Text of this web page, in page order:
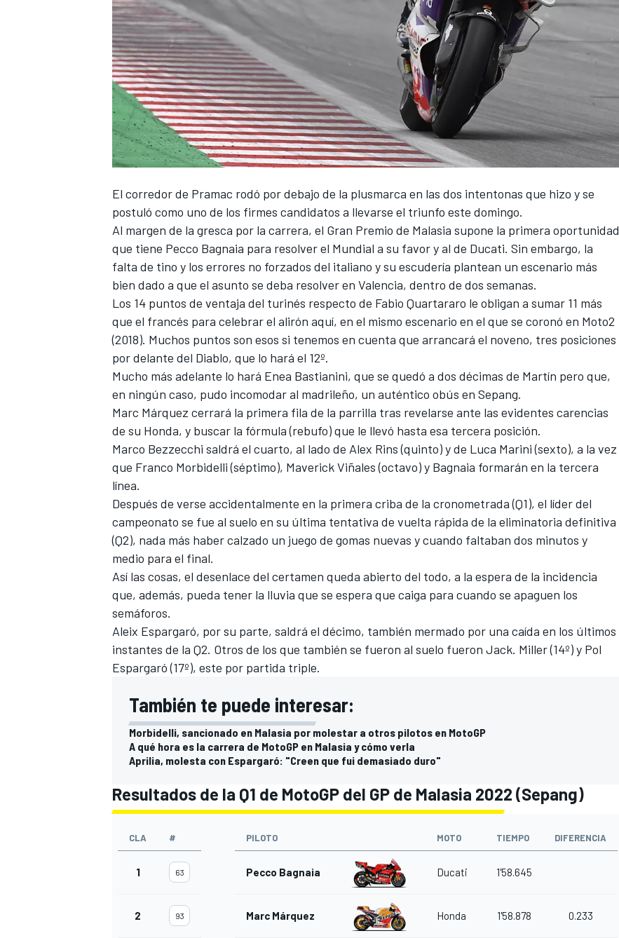
MÁS CATEGORÍAS
El corredor de Pramac rodó por debajo de la plusmarca en las dos intentonas que hizo y se
postuló como uno de los firmes candidatos a llevarse el triunfo este domingo.
Al margen de la gresca por la carrera, el Gran Premio de Malasia supone la primera oportunidad
que tiene Pecco Bagnaia para resolver el Mundial a su favor y al de Ducati. Sin embargo, la
falta de tino y los errores no forzados del italiano y su escudería plantean un escenario más
bien dado a que el asunto se deba resolver en Valencia, dentro de dos semanas.
Los 14 puntos de ventaja del turinés respecto de Fabio Quartararo le obligan a sumar 11 más
que el francés para celebrar el alirón aquí, en el mismo escenario en el que se coronó en Moto2
(2018). Muchos puntos son esos si tenemos en cuenta que arrancará el noveno, tres posiciones
por delante del Diablo, que lo hará el 12º.
Mucho más adelante lo hará Enea Bastianini, que se quedó a dos décimas de Martín pero que,
en ningún caso, pudo incomodar al madrileño, un auténtico obús en Sepang.
Marc Márquez cerrará la primera fila de la parrilla tras revelarse ante las evidentes carencias
de su Honda, y buscar la fórmula (rebufo) que le llevó hasta esa tercera posición.
Marco Bezzecchi saldrá el cuarto, al lado de Alex Rins(quinto) y de Luca Marini(sexto), a la vez
que Franco Morbidelli(séptimo), Maverick Viñales(octavo) y Bagnaia formarán en la tercera
línea.
Después de verse accidentalmente en la primera criba de la cronometrada (Q1), el líder del
campeonato se fue al suelo en su última tentativa de vuelta rápida de la eliminatoria definitiva
(Q2), nada más haber calzado un juego de gomas nuevas y cuando faltaban dos minutos y
medio para el final.
Así las cosas, el desenlace del certamen queda abierto del todo, a la espera de la incidencia
que, además, pueda tener la lluvia que se espera que caiga para cuando se apaguen los
semáforos.
Aleix Espargaró, por su parte, saldrá el décimo, también mermado por una caída en los últimos
instantes de la Q2. Otros de los que también se fueron al suelo fueron Jack. Miller (14º) y Pol
Espargaró(17º), este por partida triple.
También te puede interesar:
Morbidelli, sancionado en Malasia por molestar a otros pilotos en MotoGP
A qué hora es la carrera de MotoGP en Malasia y cómo verla
Aprilia, molesta con Espargaró: "Creen que fui demasiado duro"
Resultados de la Q1 de MotoGP del GP de Malasia 2022 (Sepang)
CLA # PILOTO MOTO TIEMPO DIFERENCIA
1 63 Pecco Bagnaia Ducati 1'58.645
2 93 Marc Márquez Honda 1'58.878 0.233